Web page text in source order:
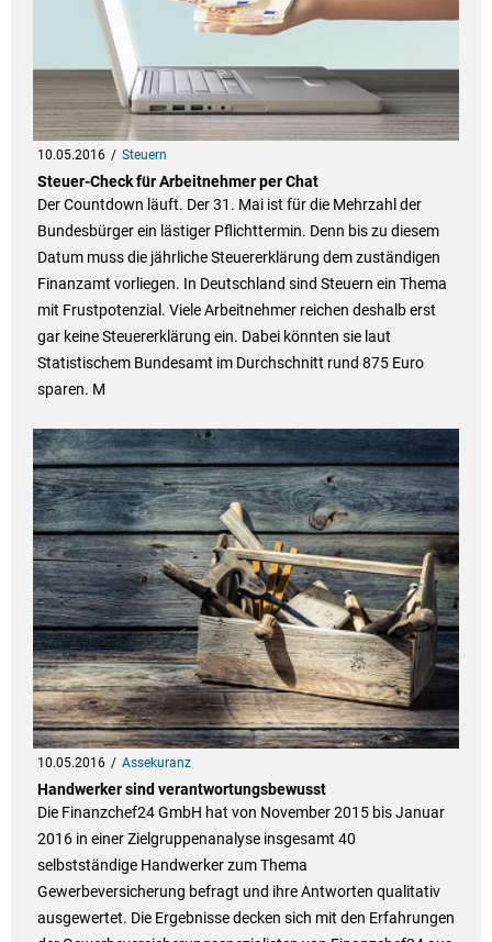
10.05.2016 Steuern
Steuer-Check für Arbeitnehmer per Chat
Der Countdown läuft. Der 31. Mai ist für die Mehrzahl der
Bundesbürger ein lästiger Pflichttermin. Denn bis zu diesem
Datum muss die jährliche Steuererklärung dem zuständigen
Finanzamt vorliegen. In Deutschland sind Steuern ein Thema
mit Frustpotenzial. Viele Arbeitnehmer reichen deshalb erst
gar keine Steuererklärung ein. Dabei könnten sie laut
Statistischem Bundesamt im Durchschnitt rund 875 Euro
sparen. M
10.05.2016 Assekuranz
Handwerker sind verantwortungsbewusst
Die Finanzchef24 GmbH hat von November 2015 bis Januar
2016 in einer Zielgruppenanalyse insgesamt 40
selbstständige Handwerker zum Thema
Gewerbeversicherung befragt und ihre Antworten qualitativ
ausgewertet. Die Ergebnisse decken sich mit den Erfahrungen